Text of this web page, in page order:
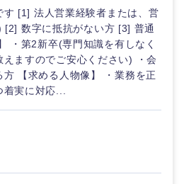
タンク
す [1] 法人営業経験者または、営
[2] 数字に抵抗がない方 [3] 普通
・第2新卒(専門知識を有しなく
ますのでご安心ください) ・会
【求める人物像】 ・業務を正
実に対応...